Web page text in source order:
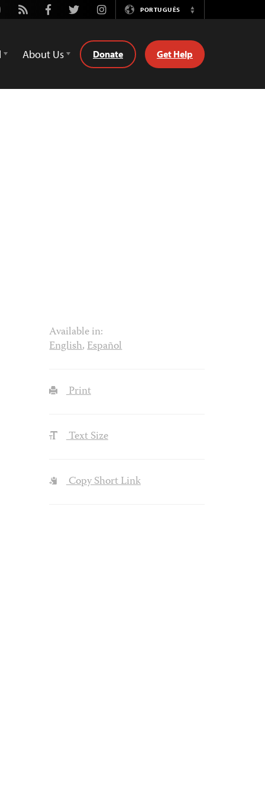
Rss FacebookTwitterInstagramPORTUGUÊS
Switch
About Us Donate Get Help
Available in:
English,Español
Print
Text Size
Copy Short Link